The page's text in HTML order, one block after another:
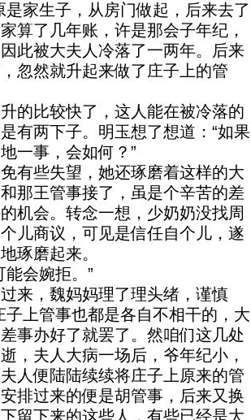
家生子，从房门做起，后来去了
算了几年账，许是那会子年纪，
此被大夫人冷落了一两年。后来
忽然就升起来做了庄子上的管
的比较快了，这人能在被冷落的
有两下子。明玉想了想道：“如果
一事，会如何？”
有些失望，她还琢磨着这样的大
那王管事接了，虽是个辛苦的差
机会。转念一想，少奶奶没找周
儿商议，可见是信任自个儿，遂
琢磨起来。
能会婉拒。”
来，魏妈妈理了理头绪，谨慎
子上管事也都是各自不相干的，大
事办好了就罢了。然咱们这几处
，夫人大病一场后，爷年纪小，
人便陆陆续续将庄子上原来的管
排过来的便是胡管事，后来又换
留下来的这些人，有些已经是大